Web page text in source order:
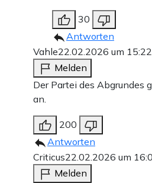
30
Antworten
Vahle22.02.2026 um
Melden
Der Partei des Abgrundes
an.
200
Antworten
Criticus22.02.2026 um
Melden